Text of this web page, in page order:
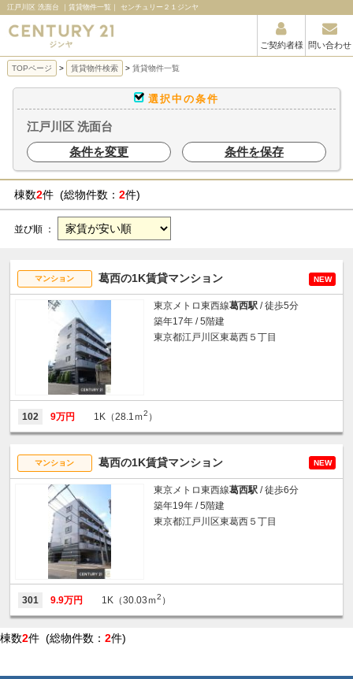
江戸川区 洗面台 ｜賃貸物件一覧｜ センチュリー２１ジンヤ
ご契約者様 問い合わせ
TOPページ 賃貸物件検索 賃貸物件一覧
選択中の条件
江戸川区 洗面台
条件を変更
条件を保存
棟数2件 (総物件数： 2件)
並び順 ：
マンション 葛西の1K賃貸マンション NEW
東京メトロ東西線葛西駅 / 徒歩5分
築年17年 / 5階建
東京都江戸川区東葛西５丁目
102 9万円 1K（28.1ｍ2 ）
マンション 葛西の1K賃貸マンション NEW
東京メトロ東西線葛西駅 / 徒歩6分
築年19年 / 5階建
東京都江戸川区東葛西５丁目
301 9.9万円 1K（30.03ｍ2 ）
棟数2件 (総物件数： 2件)